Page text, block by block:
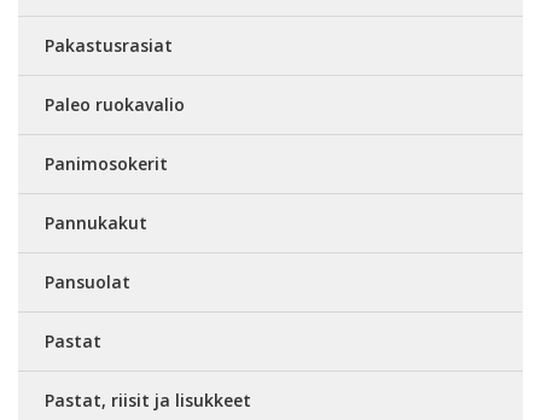
Pakastusrasiat
Paleo ruokavalio
Panimosokerit
Pannukakut
Pansuolat
Pastat
Pastat, riisit ja lisukkeet